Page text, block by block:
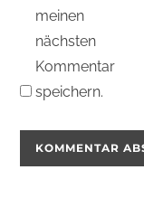
meinen
nächsten
Kommentar
speichern.